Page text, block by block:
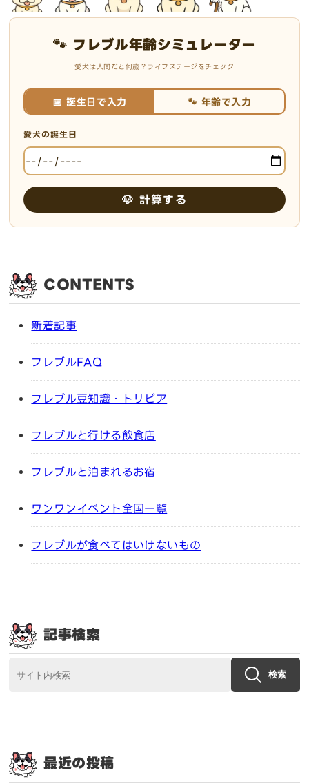
🐾 フレブル年齢シミュレーター
愛犬は人間だと何歳？ライフステージをチェック
📅 誕生日で入力 🐾 年齢で入力
愛犬の誕生日
🐶 計算する
CONTENTS
新着記事
フレブルFAQ
フレブル豆知識・トリビア
フレブルと行ける飲食店
フレブルと泊まれるお宿
ワンワンイベント全国一覧
フレブルが食べてはいけないもの
記事検索
検索
最近の投稿